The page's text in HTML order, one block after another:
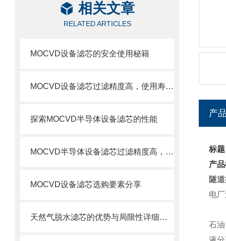
相关文章
RELATED ARTICLES
MOCVD设备滤芯的安全使用秘籍
MOCVD设备滤芯过滤精度高，使用寿命长
探索MOCVD半导体设备滤芯的性能
MOCVD半导体设备滤芯过滤精度高，使用寿命长
MOCVD设备滤芯选购要素分享
天然气脱水滤芯的优势与局限性详细分析
产
标
产
隧
电
石